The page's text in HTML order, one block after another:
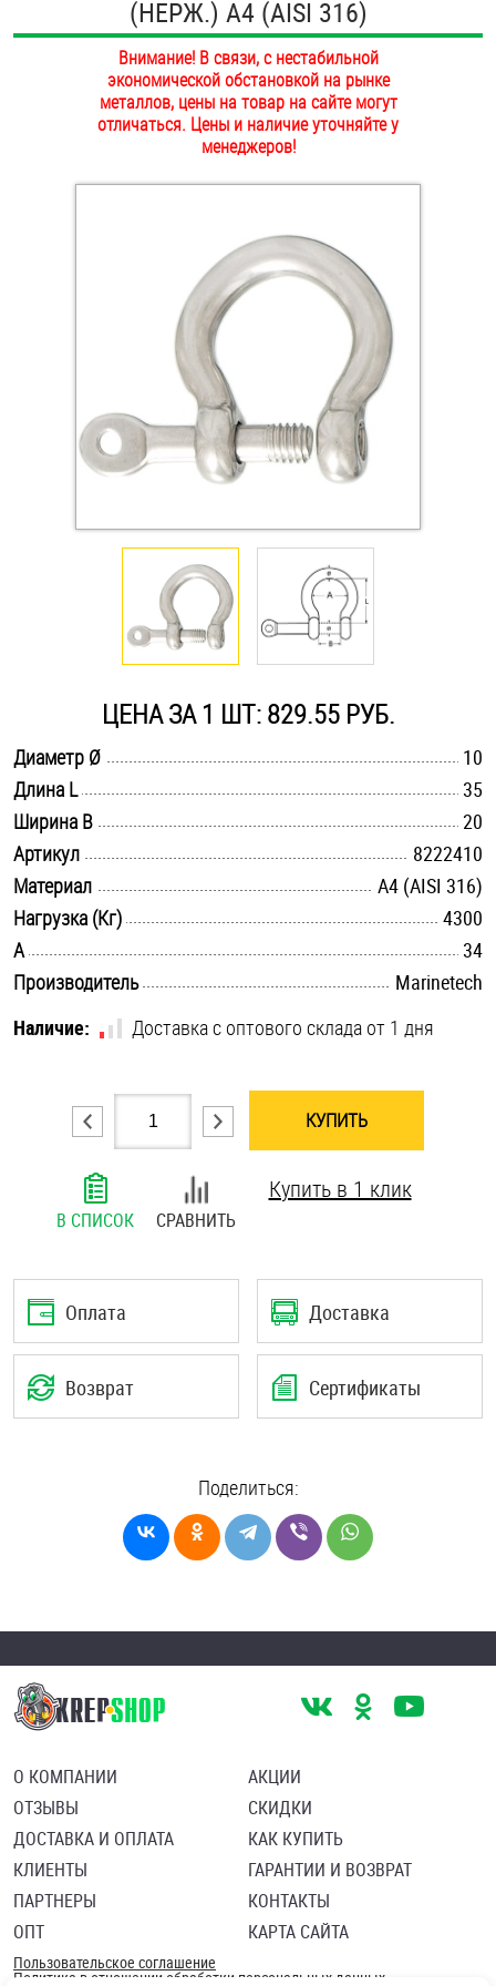
ОПЛАТА И ДОСТАВКА
НАШИ МАГАЗИНЫ
Втулки
Заклепки (Гайки-Заклепки)
Крюки, кольца с метрической резьбой
Крюки, кольца с шурупной резьбой
Оснастка и аксессуары для яхт
Саморезы и шурупы
Стопорные кольца
Такелаж
Хомуты
Шайбы
Шпильки
Шплинты
(НЕРЖ.) A4 (AISI 316)
Внимание! В связи, с нестабильной
экономической обстановкой на рынке
металлов, цены на товар на сайте могут
отличаться. Цены и наличие уточняйте у
менеджеров!
ЦЕНА ЗА 1 ШТ: 829.55 РУБ.
Диаметр Ø
10
Длина L
35
Ширина B
20
Артикул
8222410
Материал
A4 (AISI 316)
Нагрузка (Кг)
4300
A
34
Производитель
Marinetech
Наличие:
Доставка с оптового склада от 1 дня
КУПИТЬ
В СПИСОК СРАВНИТЬ
Купить в 1 клик
Оплата Доставка
Возврат Сертификаты
Поделиться:
О КОМПАНИИ
ОТЗЫВЫ
ДОСТАВКА И ОПЛАТА
КЛИЕНТЫ
ПАРТНЕРЫ
ОПТ
АКЦИИ
СКИДКИ
КАК КУПИТЬ
ГАРАНТИИ И ВОЗВРАТ
КОНТАКТЫ
КАРТА САЙТА
Пользовательское соглашение
Политика в отношении обработки персональных данных